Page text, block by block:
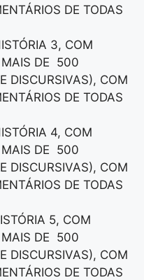
DE TODAS
3, COM
MAIS DE 500
DISCURSIVAS), COM
DE TODAS
4, COM
MAIS DE 500
DISCURSIVAS), COM
DE TODAS
5, COM
MAIS DE 500
DISCURSIVAS), COM
DE TODAS